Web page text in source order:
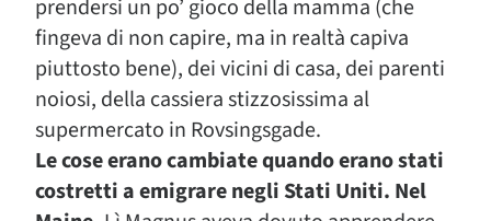
prendersi un po’ gioco della mamma (che
fingeva di non capire, ma in realtà capiva
piuttosto bene), dei vicini di casa, dei parenti
noiosi, della cassiera stizzosissima al
supermercato in Rovsingsgade.
Le cose erano cambiate quando erano stati
costretti a emigrare negli Stati Uniti. Nel